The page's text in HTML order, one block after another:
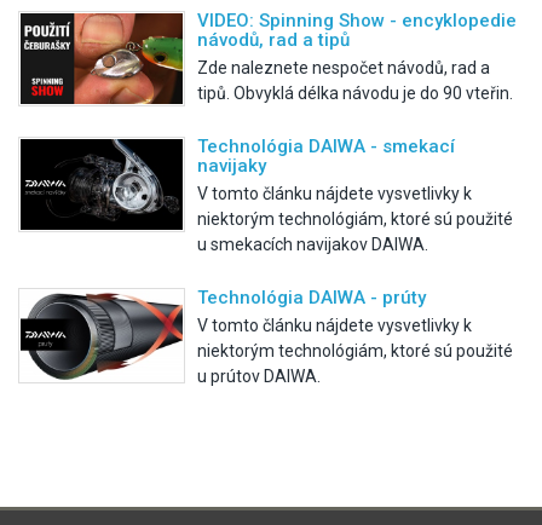
VIDEO: Spinning Show - encyklopedie
návodů, rad a tipů
Zde naleznete nespočet návodů, rad a
tipů. Obvyklá délka návodu je do 90 vteřin.
Technológia DAIWA - smekací
navijaky
V tomto článku nájdete vysvetlivky k
niektorým technológiám, ktoré sú použité
u smekacích navijakov DAIWA.
Technológia DAIWA - prúty
V tomto článku nájdete vysvetlivky k
niektorým technológiám, ktoré sú použité
u prútov DAIWA.